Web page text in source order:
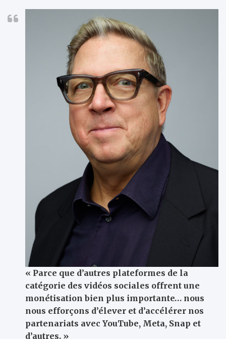
« Parce que d’autres plateformes de la
catégorie des vidéos sociales offrent une
monétisation bien plus importante… nous
nous efforçons d’élever et d’accélérer nos
partenariats avec YouTube, Meta, Snap et
d’autres. »